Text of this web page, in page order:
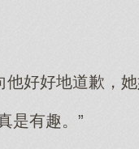
好好地道歉，
是有趣。”